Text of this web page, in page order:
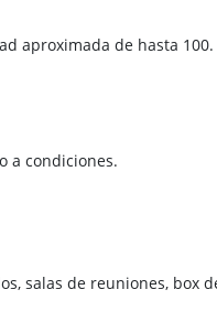
aproximada de hasta 100.
a condiciones.
salas de reuniones, box